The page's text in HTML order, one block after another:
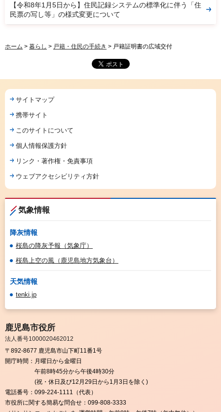
【令和8年1月5日から】住民記録システムの標準化に伴う「住
民票の写し等」の様式変更について
ホーム > 暮らし > 戸籍・住民の手続き > 戸籍証明書の広域交付
サイトマップ
携帯サイト
このサイトについて
個人情報保護方針
リンク・著作権・免責事項
ウェブアクセシビリティ方針
気象情報
降灰情報
桜島の降灰予報（気象庁）
桜島上空の風（鹿児島地方気象台）
天気情報
tenki.jp
鹿児島市役所
法人番号1000020462012
〒892-8677 鹿児島市山下町11番1号
開庁時間： 月曜日から金曜日
午前8時45分から午後4時30分
(祝・休日及び12月29日から1月3日を除く)
電話番号： 099-224-1111（代表）
市役所に関する簡易な問合せ： 099-808-3333